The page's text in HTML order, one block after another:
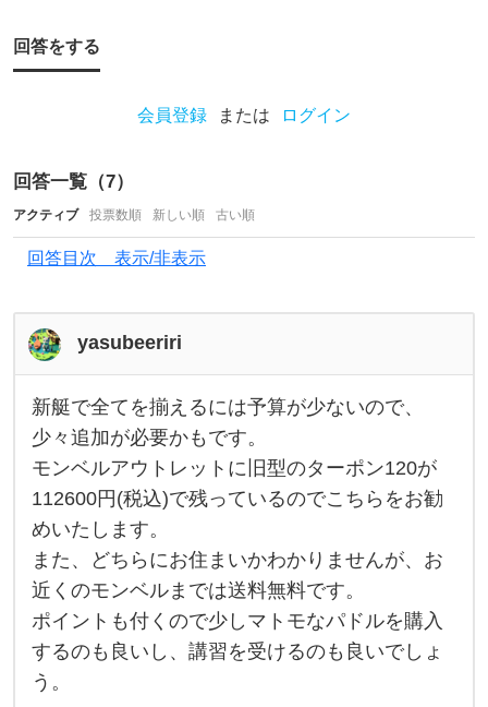
友
激
安
の
ヤ
ッ
は
転
覆
リ
回答をする
会員登録 または ログイン
回答一覧（7）
アクティブ 投票数順 新しい順 古い順
回答目次 表示/非表示
yasubeeriri
新
艇
で
全
を
揃
え
る
に
は
予
算
が
少
な
い
新艇で全てを揃えるには予算が少ないので、
少々追加が必要かもです。
モンベルアウトレットに旧型のターポン120が
112600円(税込)で残っているのでこちらをお勧
めいたします。
また、どちらにお住まいかわかりませんが、お
近くのモンベルまでは送料無料です。
ポイントも付くので少しマトモなパドルを購入
するのも良いし、講習を受けるのも良いでしょ
う。